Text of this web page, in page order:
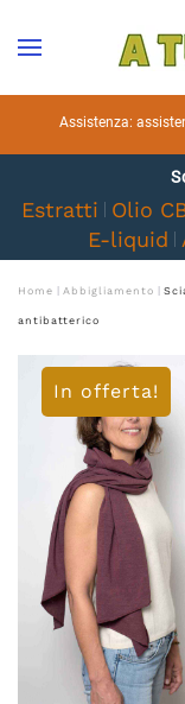
Skip to main
Assistenza:
Estratti Olio
E-liquid
Home Abbigliamento
antibatterico
In offerta!